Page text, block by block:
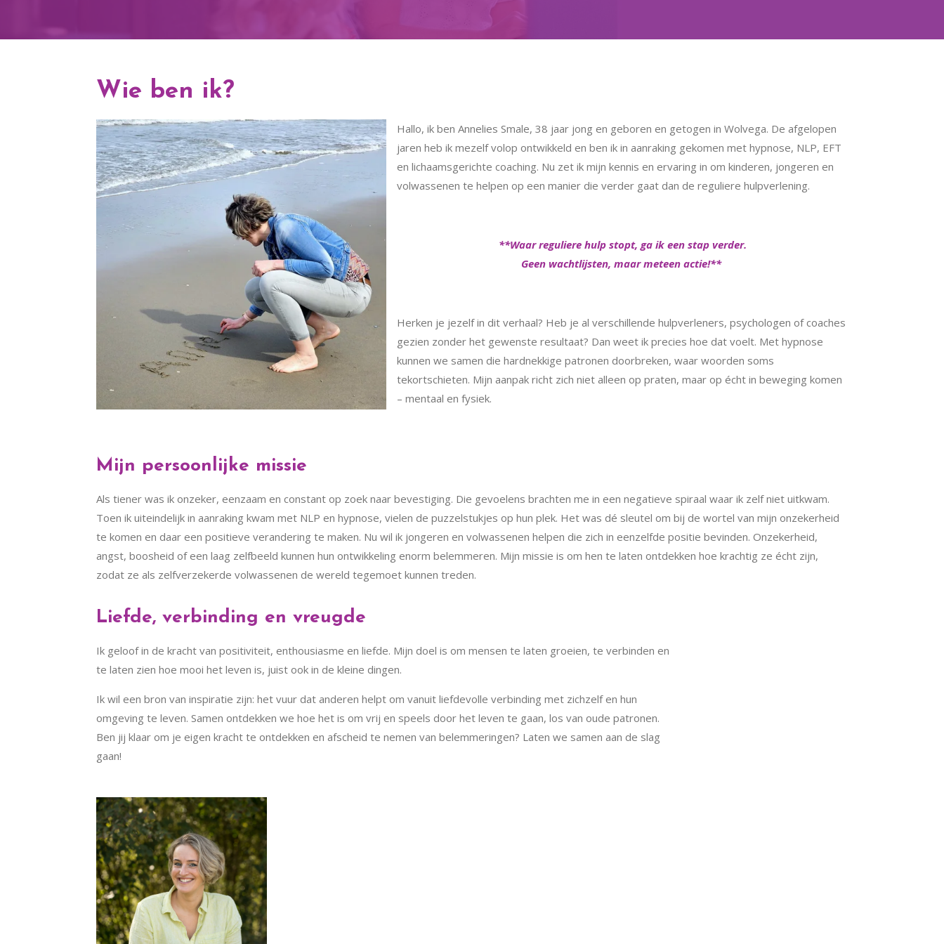
Wie ben ik?
Hallo, ik ben Annelies Smale, 38 jaar jong en geboren en getogen in Wolvega. De afgelopen
jaren heb ik mezelf volop ontwikkeld en ben ik in aanraking gekomen met hypnose, NLP, EFT
en lichaamsgerichte coaching. Nu zet ik mijn kennis en ervaring in om kinderen, jongeren en
volwassenen te helpen op een manier die verder gaat dan de reguliere hulpverlening.
**Waar reguliere hulp stopt, ga ik een stap verder.
Geen wachtlijsten, maar meteen actie!**
Herken je jezelf in dit verhaal? Heb je al verschillende hulpverleners, psychologen of coaches
gezien zonder het gewenste resultaat? Dan weet ik precies hoe dat voelt. Met hypnose
kunnen we samen die hardnekkige patronen doorbreken, waar woorden soms
tekortschieten. Mijn aanpak richt zich niet alleen op praten, maar op écht in beweging komen
– mentaal en fysiek.
Mijn persoonlijke missie
Als tiener was ik onzeker, eenzaam en constant op zoek naar bevestiging. Die gevoelens brachten me in een negatieve spiraal waar ik zelf niet uitkwam.
Toen ik uiteindelijk in aanraking kwam met NLP en hypnose, vielen de puzzelstukjes op hun plek. Het was dé sleutel om bij de wortel van mijn onzekerheid
te komen en daar een positieve verandering te maken. Nu wil ik jongeren en volwassenen helpen die zich in eenzelfde positie bevinden. Onzekerheid,
angst, boosheid of een laag zelfbeeld kunnen hun ontwikkeling enorm belemmeren. Mijn missie is om hen te laten ontdekken hoe krachtig ze écht zijn,
zodat ze als zelfverzekerde volwassenen de wereld tegemoet kunnen treden.
Liefde, verbinding en vreugde
Ik geloof in de kracht van positiviteit, enthousiasme en liefde. Mijn doel is om mensen te laten groeien, te verbinden en
te laten zien hoe mooi het leven is, juist ook in de kleine dingen.
Ik wil een bron van inspiratie zijn: het vuur dat anderen helpt om vanuit liefdevolle verbinding met zichzelf en hun
omgeving te leven. Samen ontdekken we hoe het is om vrij en speels door het leven te gaan, los van oude patronen.
Ben jij klaar om je eigen kracht te ontdekken en afscheid te nemen van belemmeringen? Laten we samen aan de slag
gaan!